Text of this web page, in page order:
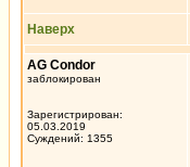
Наверх
AG Condor
заблокирован
Зарегистрирован:
05.03.2019
Суждений: 1355